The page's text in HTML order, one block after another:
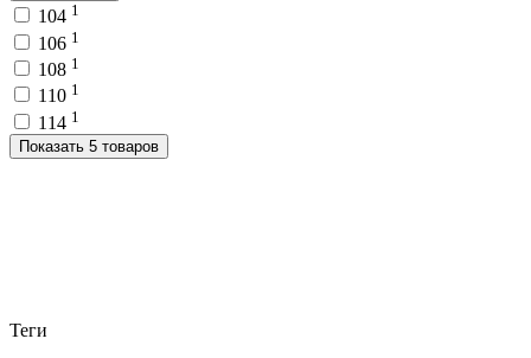
104 1
106 1
108 1
110 1
114 1
Показать 5 товаров
Теги